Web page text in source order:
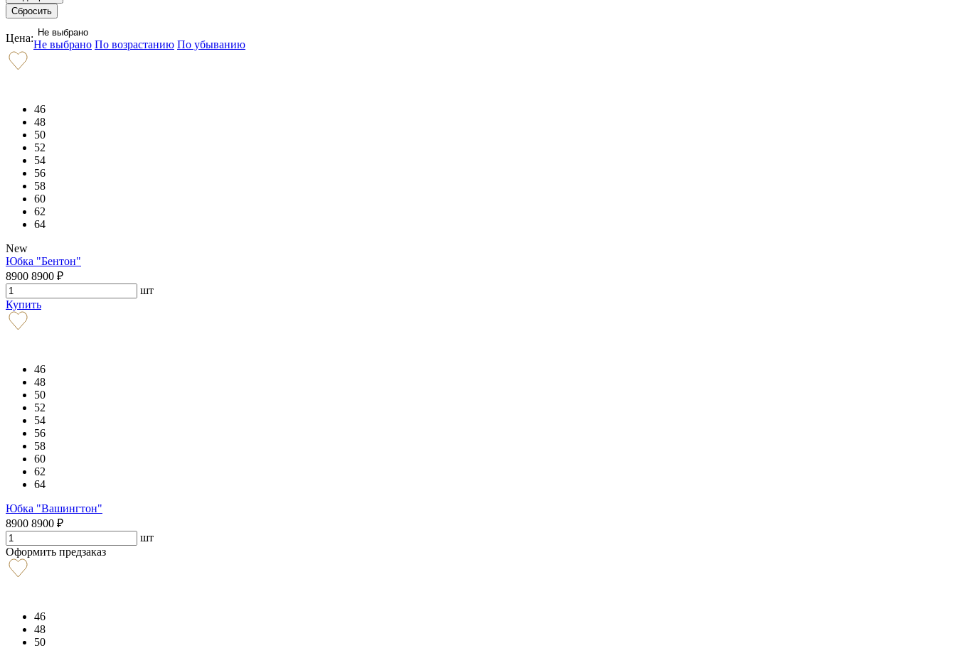
Цена: Не выбрано
Не выбрано По возрастанию По убыванию
46
48
50
52
54
56
58
60
62
64
New
Юбка "Бентон"
8900 8900 ₽
шт
Купить
46
48
50
52
54
56
58
60
62
64
Юбка "Вашингтон"
8900 8900 ₽
шт
Оформить предзаказ
46
48
50